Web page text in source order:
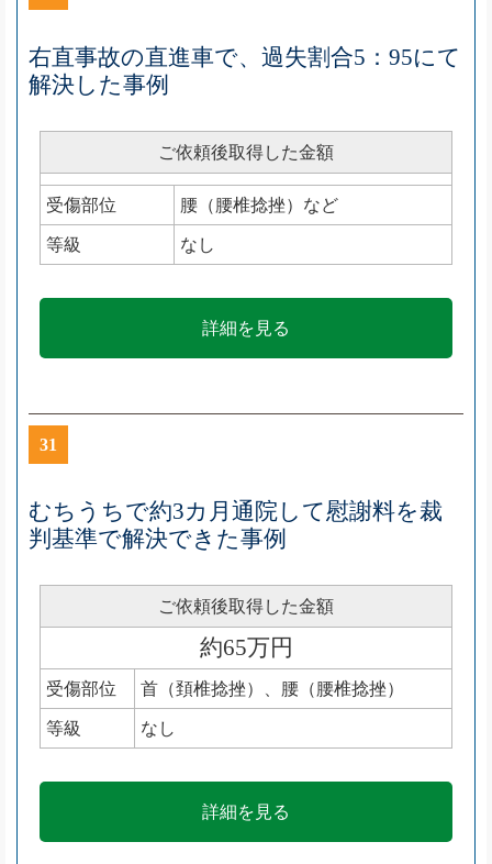
右直事故の直進車で、過失割合5：95にて
解決した事例
ご依頼後取得した金額
受傷部位 腰（腰椎捻挫）など
等級 なし
詳細を見る
31
むちうちで約3カ月通院して慰謝料を裁
判基準で解決できた事例
ご依頼後取得した金額
約65万円
受傷部位 首（頚椎捻挫）、腰（腰椎捻挫）
等級 なし
詳細を見る